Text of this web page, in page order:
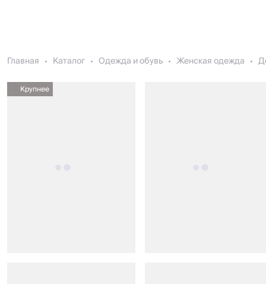
Главная Каталог Одежда и обувь Женская одежда
Крупнее